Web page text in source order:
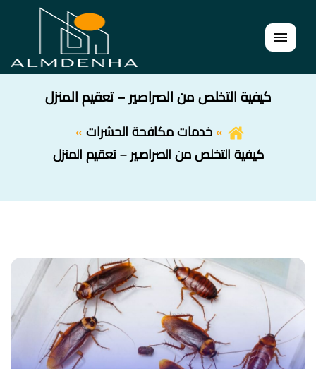
القائمة
كيفية التخلص من الصراصير – تعقيم المنزل
خدمات مكافحة الحشرات
كيفية التخلص من الصراصير – تعقيم المنزل